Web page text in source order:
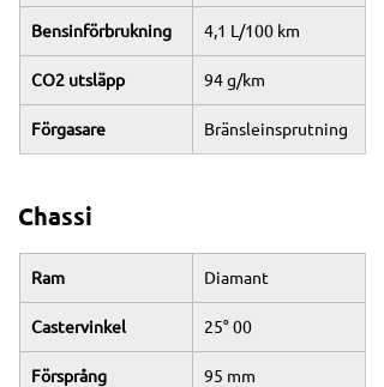
Bensinförbrukning 4,1 L/100 km
CO2 utsläpp 94 g/km
Förgasare Bränsleinsprutning
Chassi
Ram Diamant
Castervinkel 25° 00
Försprång 95 mm